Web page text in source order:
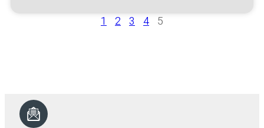
1 2 3 4 5